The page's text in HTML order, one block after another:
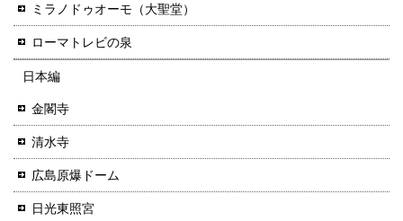
ミラノドゥオーモ（大聖堂）
ローマトレビの泉
日本編
金閣寺
清水寺
広島原爆ドーム
日光東照宮